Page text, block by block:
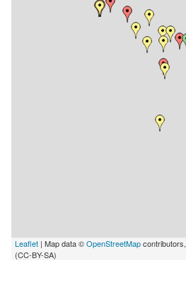
Leaflet| Map data ©OpenStreetMapcontributors,
(CC-BY-SA)